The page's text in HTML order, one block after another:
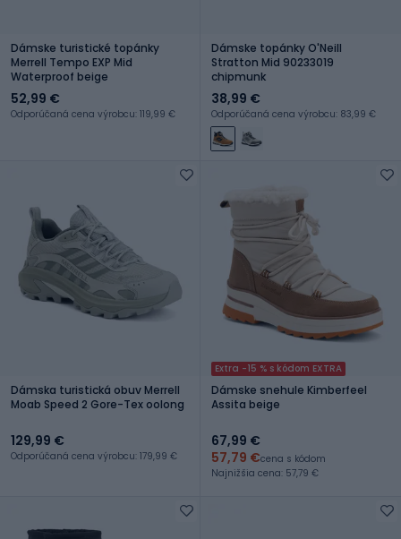
Dámske turistické topánky
Merrell Tempo EXP Mid
Waterproof beige
52,99 €
Odporúčaná cena výrobcu: 119,99 €
Dámske topánky O'Neill
Stratton Mid 90233019
chipmunk
38,99 €
Odporúčaná cena výrobcu: 83,99 €
Dámska turistická obuv Merrell
Moab Speed 2 Gore-Tex oolong
129,99 €
Odporúčaná cena výrobcu: 179,99 €
Extra -15 % s kódom EXTRA
Dámske snehule Kimberfeel
Assita beige
67,99 €
57,79 €cena s kódom
Najnižšia cena: 57,79 €